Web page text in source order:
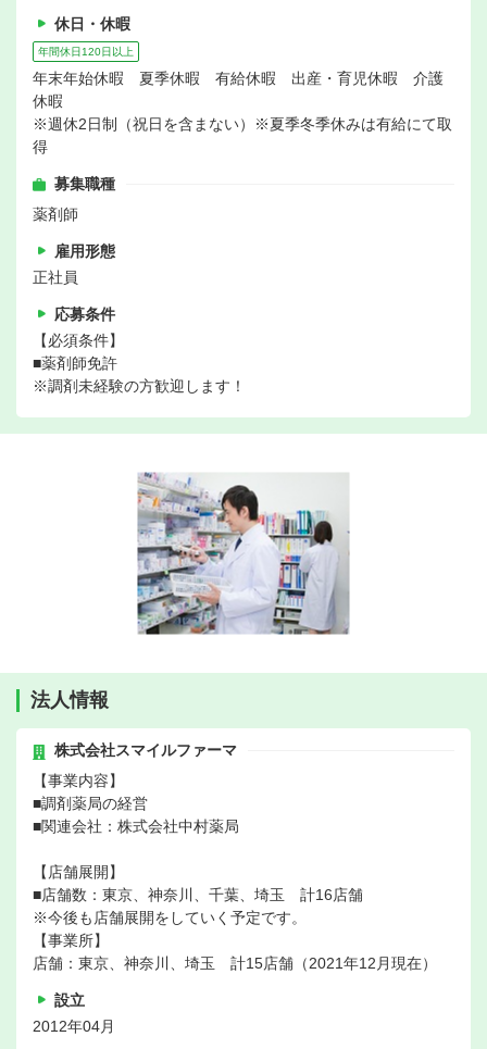
休日・休暇
年間休日120日以上
年末年始休暇 夏季休暇 有給休暇 出産・育児休暇 介護
休暇
※週休2日制（祝日を含まない）※夏季冬季休みは有給にて取
得
募集職種
薬剤師
雇用形態
正社員
応募条件
【必須条件】
■薬剤師免許
※調剤未経験の方歓迎します！
法人情報
株式会社スマイルファーマ
【事業内容】
■調剤薬局の経営
■関連会社：株式会社中村薬局
【店舗展開】
■店舗数：東京、神奈川、千葉、埼玉 計16店舗
※今後も店舗展開をしていく予定です。
【事業所】
店舗：東京、神奈川、埼玉 計15店舗（2021年12月現在）
設立
2012年04月